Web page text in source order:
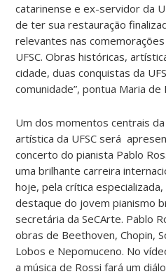
catarinense e ex-servidor da
de ter sua restauração
relevantes nas
UFSC. Obras históricas,
cidade, duas conquistas da
comunidade”, pontua Maria de
Um dos momentos centrais
artística da UFSC será
concerto do pianista Pablo
uma brilhante carreira
hoje, pela crítica
destaque do jovem pianismo
secretária da SeCArte. Pablo
obras de Beethoven, Chopin,
Lobos e Nepomuceno. No
a música de Rossi fará um